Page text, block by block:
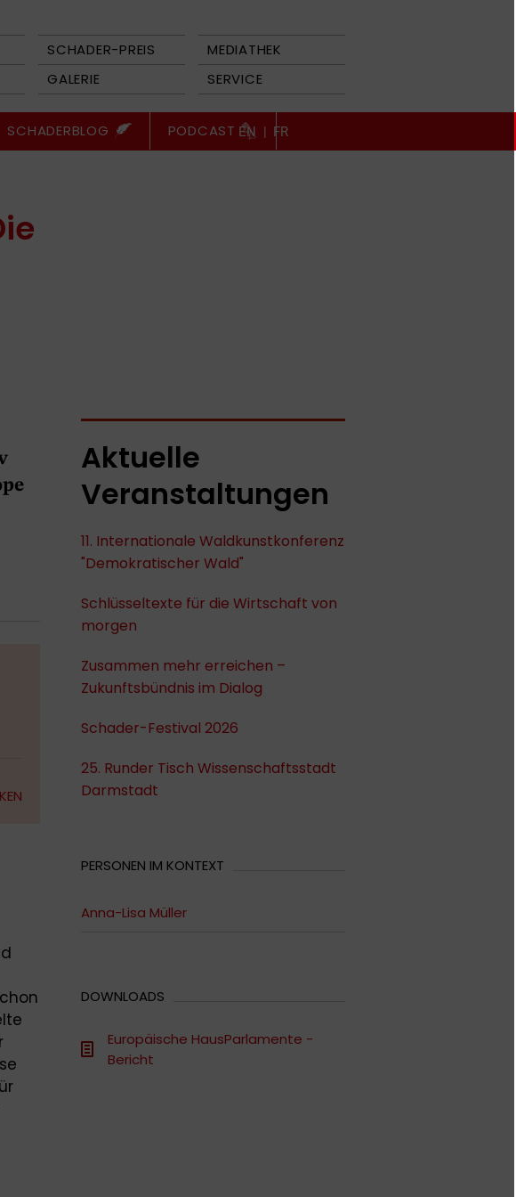
SCHADER-PREIS
MEDIATHEK
GALERIE SERVICE
SCHADERBLOG PODCAST EN | FR
Aktuelle
Veranstaltungen
11. Internationale Waldkunstkonferenz
"Demokratischer Wald"
Schlüsseltexte für die Wirtschaft von
morgen
Zusammen mehr erreichen –
Zukunftsbündnis im Dialog
Schader-Festival 2026
25. Runder Tisch Wissenschaftsstadt
Darmstadt
PERSONEN IM KONTEXT
Anna-Lisa Müller
DOWNLOADS
Europäische HausParlamente -
Bericht